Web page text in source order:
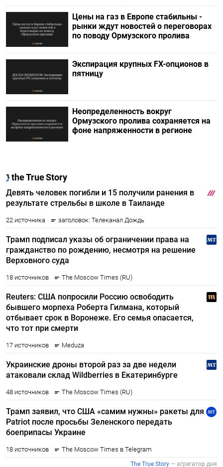
Цены на газ в Европе стабильны -
рынки ждут новостей о переговорах
по поводу Ормузского пролива
Экспирация крупных FX-опционов в
пятницу
Неопределенность вокруг
Ормузского пролива сохраняется на
фоне напряженности в регионе